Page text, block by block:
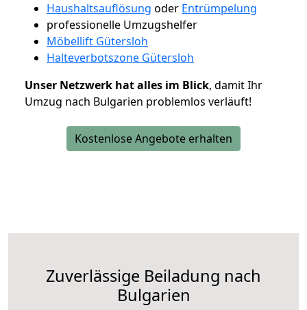
Haushaltsauflösung oder Entrümpelung
professionelle Umzugshelfer
Möbellift Gütersloh
Halteverbotszone Gütersloh
Unser Netzwerk hat alles im Blick, damit Ihr
Umzug nach Bulgarien problemlos verläuft!
Kostenlose Angebote erhalten
Zuverlässige Beiladung nach
Bulgarien